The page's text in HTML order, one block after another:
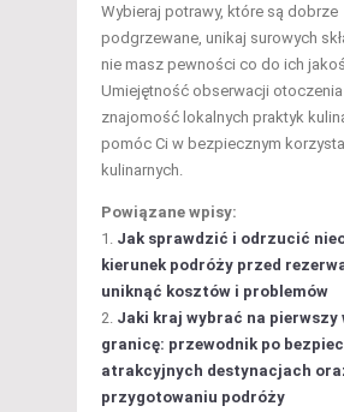
Wybieraj potrawy, które są dobrze
podgrzewane, unikaj surowych
nie masz pewności co do ich
Umiejętność obserwacji
znajomość lokalnych praktyk
pomóc Ci w bezpiecznym
kulinarnych.
Powiązane wpisy:
Jak sprawdzić i odrzucić
kierunek podróży przed
uniknąć kosztów i problemów
Jaki kraj wybrać na pierwszy
granicę: przewodnik po
atrakcyjnych destynacjach
przygotowaniu podróży